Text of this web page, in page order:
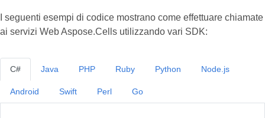
I seguenti esempi di codice mostrano come effettuare chiamate
ai servizi Web Aspose.Cells utilizzando vari SDK:
C# Java PHP Ruby Python Node.js
Android Swift Perl Go